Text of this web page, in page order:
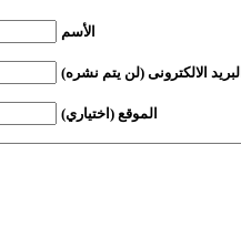
الأسم
البريد الالكترونى (لن يتم نشره)
الموقع (اختياري)